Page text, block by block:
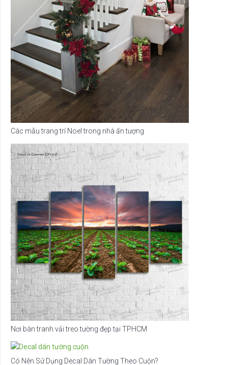
Các mẫu trang trí Noel trong nhà ấn tượng
Nơi bán tranh vải treo tường đẹp tại TPHCM
Có Nên Sử Dụng Decal Dán Tường Theo Cuộn?